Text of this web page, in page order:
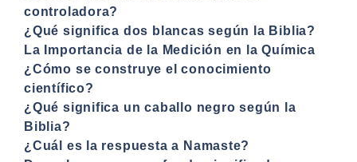
controladora?
¿Qué significa dos blancas según la Biblia?
La Importancia de la Medición en la Química
¿Cómo se construye el conocimiento
científico?
¿Qué significa un caballo negro según la
Biblia?
¿Cuál es la respuesta a Namaste?